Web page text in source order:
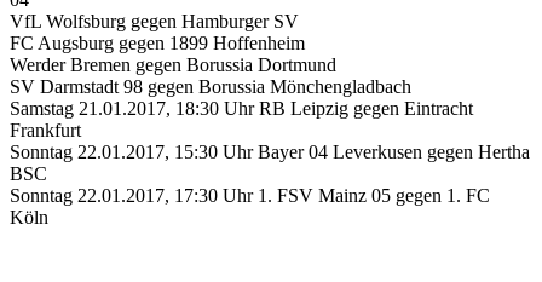
VfL Wolfsburg gegen Hamburger SV
FC Augsburg gegen 1899 Hoffenheim
Werder Bremen gegen Borussia Dortmund
SV Darmstadt 98 gegen Borussia Mönchengladbach
Samstag 21.01.2017, 18:30 Uhr RB Leipzig gegen Eintracht
Frankfurt
Sonntag 22.01.2017, 15:30 Uhr Bayer 04 Leverkusen gegen Hertha
BSC
Sonntag 22.01.2017, 17:30 Uhr 1. FSV Mainz 05 gegen 1. FC
Köln